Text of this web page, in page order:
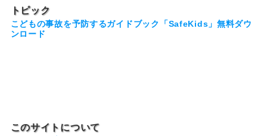
トピック
こどもの事故を予防するガイドブック「SafeKids」無料ダウ
ンロード
このサイトについて